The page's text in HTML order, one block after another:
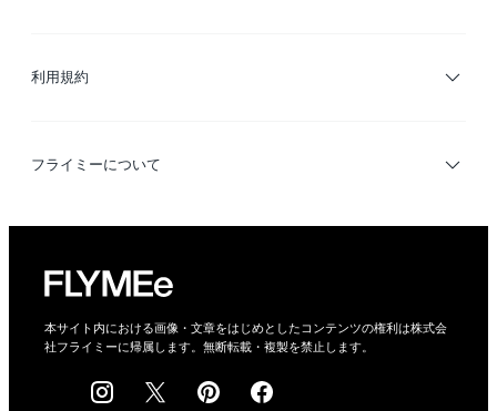
利用規約
利用規約
フライミーについて
会社概要
採用情報
本サイト内における画像・文章をはじめとしたコンテンツの権利は株式会
社フライミーに帰属します。無断転載・複製を禁止します。